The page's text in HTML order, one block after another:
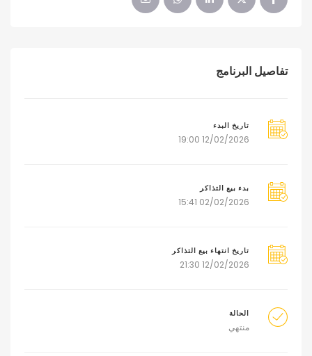
تفاصيل البرنامج
تاريخ البدء
12/02/2026 19:00
بدء بيع التذاكر
02/02/2026 15:41
تاريخ انتهاء بيع التذاكر
12/02/2026 21:30
الحالة
منتهي